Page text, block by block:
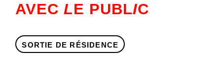
AVECLE PUBLIC
SORTIE DE RÉSIDENCE